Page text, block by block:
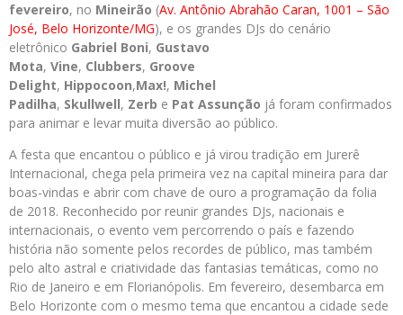
fevereiro, no Mineirão (Av. Antônio Abrahão Caran, 1001 – São
José, Belo Horizonte/MG), e os grandes DJs do cenário
eletrônico Gabriel Boni, Gustavo
Mota, Vine, Clubbers, Groove
Delight, Hippocoon,Max!, Michel
Padilha, Skullwell, Zerb e Pat Assunção já foram confirmados
para animar e levar muita diversão ao público.
A festa que encantou o público e já virou tradição em Jurerê
Internacional, chega pela primeira vez na capital mineira para dar
boas-vindas e abrir com chave de ouro a programação da folia
de 2018. Reconhecido por reunir grandes DJs, nacionais e
internacionais, o evento vem percorrendo o país e fazendo
história não somente pelos recordes de público, mas também
pelo alto astral e criatividade das fantasias temáticas, como no
Rio de Janeiro e em Florianópolis. Em fevereiro, desembarca em
Belo Horizonte com o mesmo tema que encantou a cidade sede